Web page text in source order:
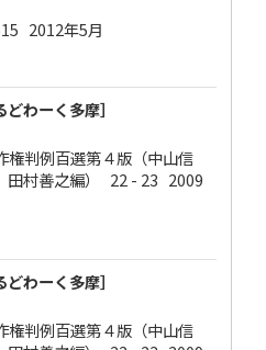
2012年5月
わーく多摩］
権判例百選第４版（中山信
田村善之編） 22 - 23 2009
わーく多摩］
権判例百選第４版（中山信